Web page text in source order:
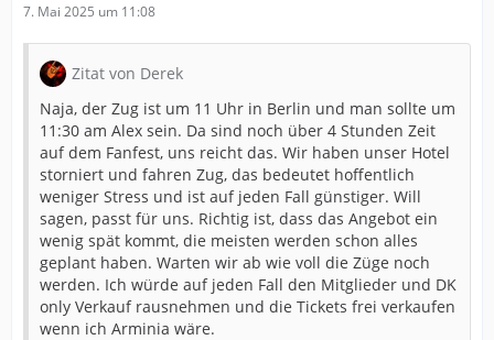
liegt in irgendeinem Verteilzentrum in irgendeiner Ritze
an der Wand und keine Sau sieht den Brief. Oder der
Postbote und/oder Wer auch immer ist damit
durchgebrannt. Ich weiss alles vermutlich Schwachsinn,
aber nachvollziehbar wäre es nur mit Einschreiben
gewesen. Und bei 15€ Versandgebühr bin ich da auch
eigentlich safe von ausgegangen und war erschrocken
zu lesen dass dies normale Briefe sind.
Möchte nicht wissen wieviel Tickets am Ende gar nicht
zugestellt wurden weil halt weg oder was auch immer.
Und dann?
7. Mai 2025 um 11:08
Zitat von Derek
Naja, der Zug ist um 11 Uhr in Berlin und man sollte um
11:30 am Alex sein. Da sind noch über 4 Stunden Zeit
auf dem Fanfest, uns reicht das. Wir haben unser Hotel
storniert und fahren Zug, das bedeutet hoffentlich
weniger Stress und ist auf jeden Fall günstiger. Will
sagen, passt für uns. Richtig ist, dass das Angebot ein
wenig spät kommt, die meisten werden schon alles
geplant haben. Warten wir ab wie voll die Züge noch
werden. Ich würde auf jeden Fall den Mitglieder und DK
only Verkauf rausnehmen und die Tickets frei verkaufen
wenn ich Arminia wäre.